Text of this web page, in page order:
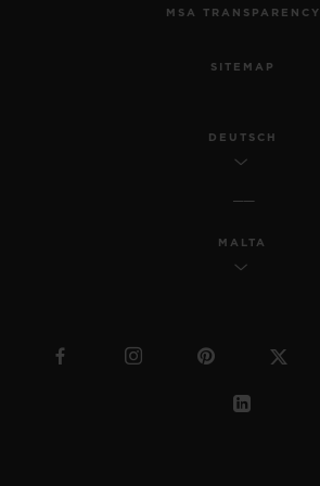
MSA TRANSPARENCY
SITEMAP
DEUTSCH
MALTA